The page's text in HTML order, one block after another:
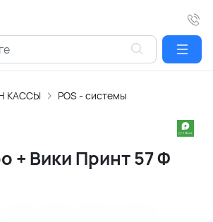
КАССЫ POS - системы
+ Вики Принт 57 Ф